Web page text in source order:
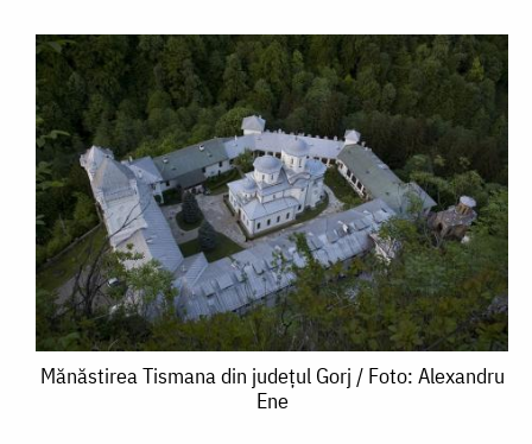
Mănăstirea
Mănăstirea Tismana din județul Gorj / Foto: Alexandru
Ene